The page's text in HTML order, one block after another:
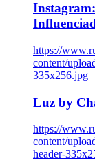
https://
content/
335x256.jpg
Luz by
https://
content/
header-